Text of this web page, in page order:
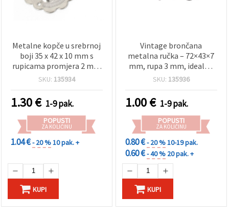
Metalne kopče u srebrnoj
boji 35 x 42 x 10 mm s
rupicama promjera 2 mm
– pakiranje 2 kom, za
SKU: 135934
1.30€ 1-9 pak.
POPUSTI
ZA KOLIČINU
1.04 €- 20 %10 pak. +
KUPI
Vintage brončana
metalna ručka – 72×43×7
mm, rupa 3 mm, idealna
za kutije za nakit, ladice,
projekte namještaja
SKU: 135936
1.00€ 1-9 pak.
POPUSTI
ZA KOLIČINU
0.80 €- 20 %10-19 pak.
0.60 €- 40 % 20 pak. +
KUPI